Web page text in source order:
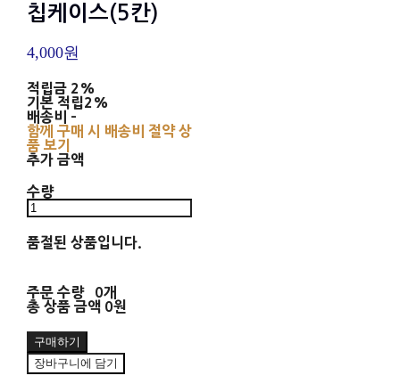
칩케이스(5칸)
4,000원
적립금 2%
기본 적립2%
배송비 -
함께 구매 시 배송비 절약 상
품 보기
추가 금액
수량
품절된 상품입니다.
주문 수량
0개
총 상품 금액 0원
구매하기
장바구니에 담기